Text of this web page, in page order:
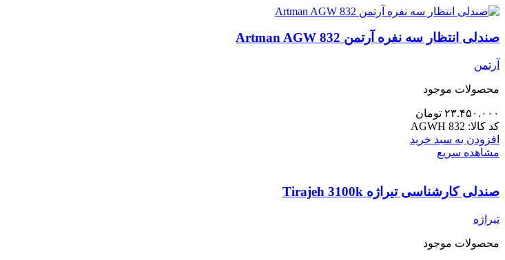
صندلی انتظار سه نفره آرتمن Artman AGW 832
آرتمن
محصولات موجود
۲۳.۴۵۰.۰۰۰ تومان
کد کالا: AGWH 832
افزودن به سبد خرید
مشاهده سریع
صندلی کارشناسی تیراژه Tirajeh 3100k
تیراژه
محصولات موجود